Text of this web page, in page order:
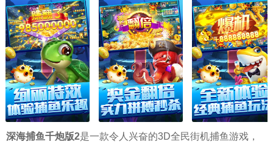
深海捕鱼千炮版2是一款令人兴奋的3D全民街机捕鱼游戏，